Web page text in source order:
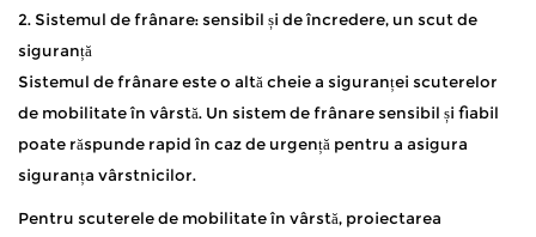
2. Sistemul de frânare: sensibil și de încredere, un scut de
siguranță
Sistemul de frânare este o altă cheie a siguranței scuterelor
de mobilitate în vârstă. Un sistem de frânare sensibil și fiabil
poate răspunde rapid în caz de urgență pentru a asigura
siguranța vârstnicilor.
Pentru scuterele de mobilitate în vârstă, proiectarea